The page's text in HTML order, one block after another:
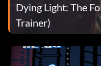
Dying Light: The
Trainer)